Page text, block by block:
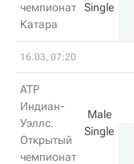
чемпионат
Катара
Single
16.03, 07:20
ATP
Индиан-
Уэллс.
Открытый
чемпионат
Male
Single